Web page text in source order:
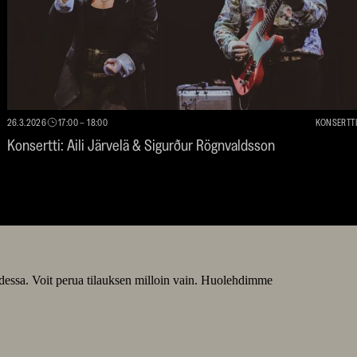
26.3.2026 17:00– 18:00 KONSERTTI
Konsertti: Aili Järvelä & Sigurður Rögnvaldsson
Voit perua tilauksen milloin vain. Huolehdimme